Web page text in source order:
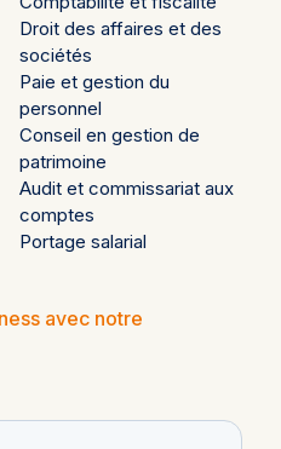
Droit des affaires et des
sociétés
Paie et gestion du
personnel
Conseil en gestion de
patrimoine
Audit et commissariat aux
comptes
Portage salarial
avec notre